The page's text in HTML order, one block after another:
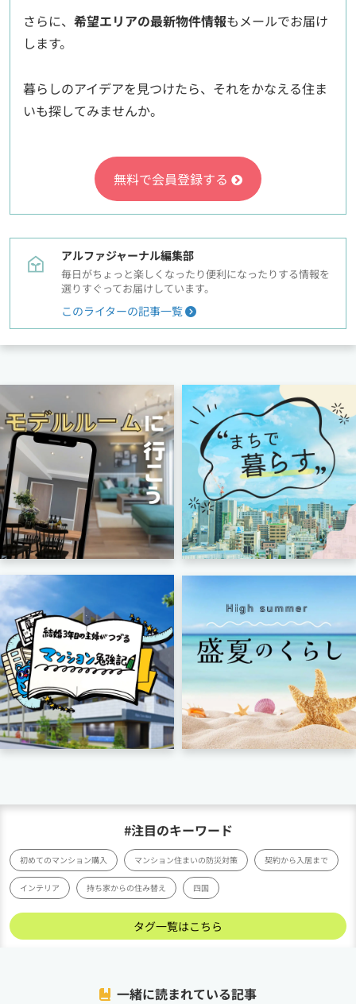
さらに、 希望エリアの最新物件情報もメールでお届け
します。
暮らしのアイデアを見つけたら、それをかなえる住ま
いも探してみませんか。
無料で会員登録する
アルファジャーナル編集部
毎日がちょっと楽しくなったり便利になったりする情報を
選りすぐってお届けしています。
このライターの記事一覧
#注目のキーワード
初めてのマンション購入 マンション住まいの防災対策 契約から入居まで
インテリア 持ち家からの住み替え 四国
タグ一覧はこちら
一緒に読まれている記事